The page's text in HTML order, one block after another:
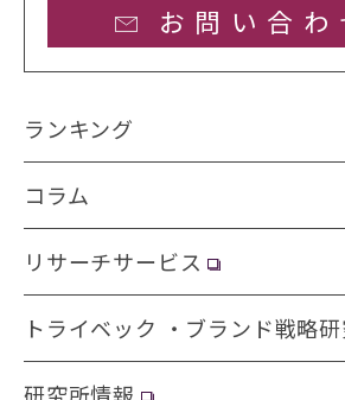
お問い合わ
ランキング
コラム
リサーチサービス
トライベック ・ブランド戦略